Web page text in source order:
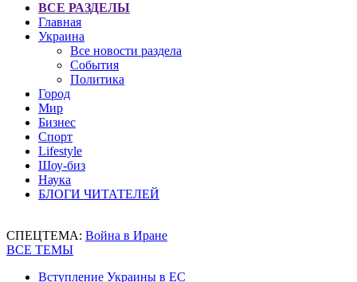
ВСЕ РАЗДЕЛЫ
Главная
Украина
Все новости раздела
События
Политика
Город
Мир
Бизнес
Спорт
Lifestyle
Шоу-биз
Наука
БЛОГИ ЧИТАТЕЛЕЙ
СПЕЦТЕМА: Война в Иране
ВСЕ ТЕМЫ
Вступление Украины в ЕС